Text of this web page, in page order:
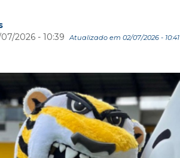
2026 - 10:39
Atualizado em 02/07/2026 - 10:41